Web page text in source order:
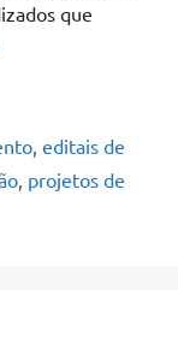
que
, editais de
, projetos de